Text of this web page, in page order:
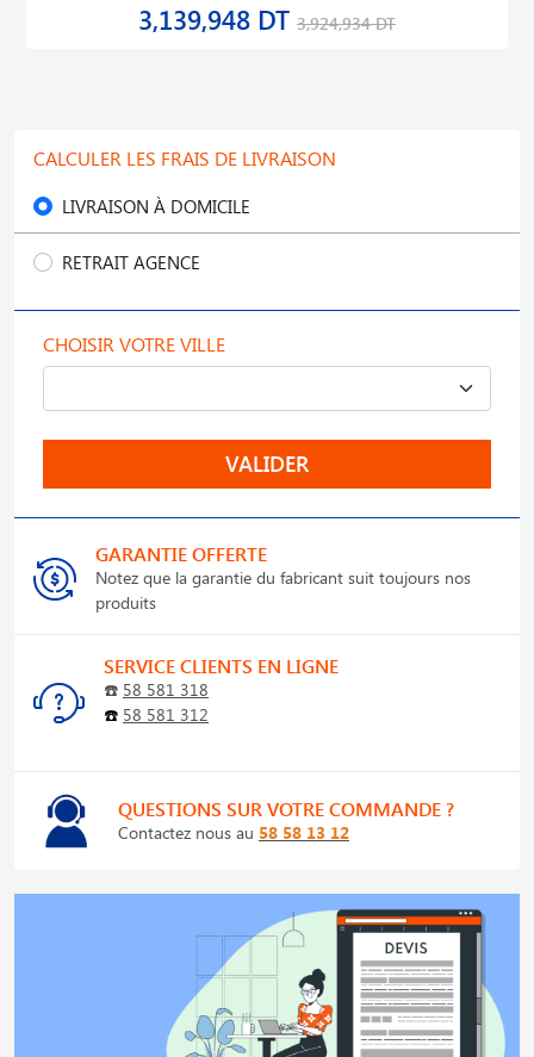
3,139,948 DT 3,924,934 DT
CALCULER LES FRAIS DE LIVRAISON
LIVRAISON À DOMICILE
RETRAIT AGENCE
CHOISIR VOTRE VILLE
VALIDER
GARANTIE OFFERTE
Notez que la garantie du fabricant suit toujours nos
produits
SERVICE CLIENTS EN LIGNE
☎️ 58 581 318
☎️ 58 581 312
QUESTIONS SUR VOTRE COMMANDE ?
Contactez nous au 58 58 13 12